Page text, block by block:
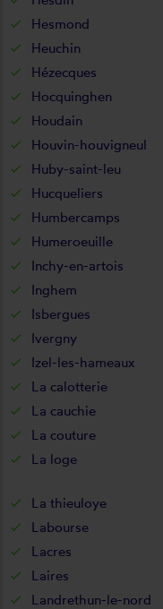
Hesmond
Heuchin
Hézecques
Hocquinghen
Houdain
Houvin-houvigneul
Huby-saint-leu
Hucqueliers
Humbercamps
Humeroeuille
Inchy-en-artois
Inghem
Isbergues
Ivergny
Izel-les-hameaux
La calotterie
La cauchie
La couture
La loge
La thieuloye
Labourse
Lacres
Laires
Landrethun-le-nord